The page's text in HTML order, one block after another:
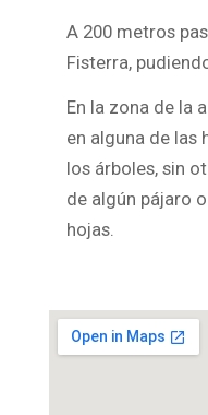
A 200 metros
Fisterra,
En la zona de la
en alguna de las
los árboles, sin
de algún pájaro
hojas.